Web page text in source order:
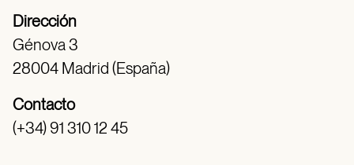
Dirección
Génova 3
28004 Madrid (España)
Contacto
(+34) 91 310 12 45